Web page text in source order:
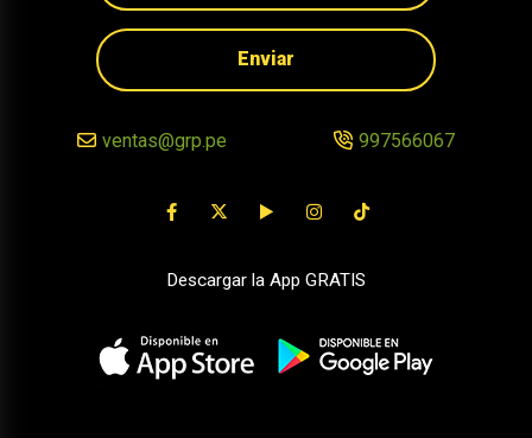
Enviar
ventas@grp.pe 997566067
Descargar la App GRATIS